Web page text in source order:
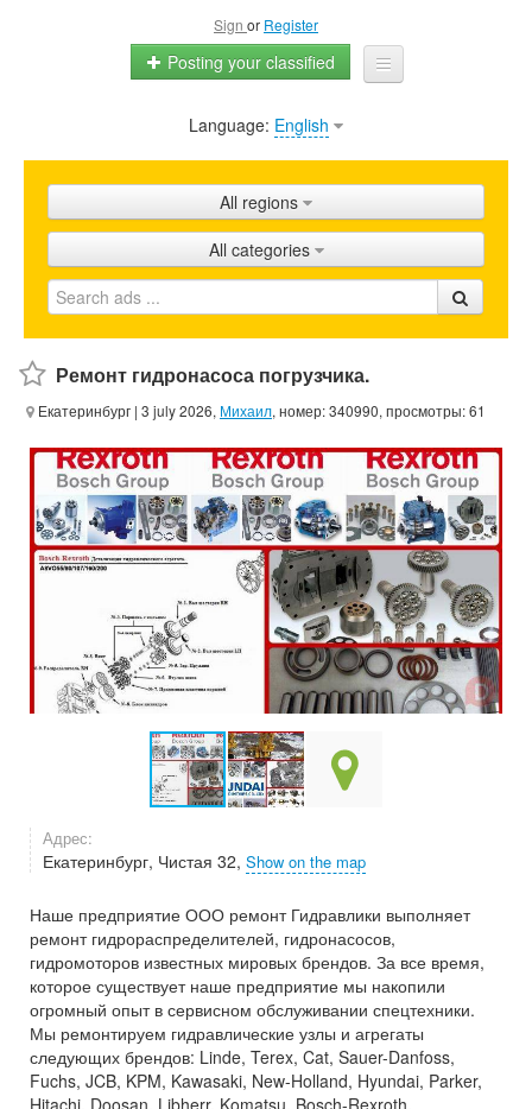
Sign or Register
Posting your classified
Home
Shops
Promotion
FAQ
Blog
Language: English
All regions
All categories
Ремонт гидронасоса погрузчика.
Екатеринбург | 3 july 2026, Михаил, номер: 340990, просмотры: 61
Адрес:
Екатеринбург, Чистая 32, Show on the map
Наше предприятие ООО ремонт Гидравлики выполняет
ремонт гидрораспределителей, гидронасосов,
гидромоторов известных мировых брендов. За все время,
которое существует наше предприятие мы накопили
огромный опыт в сервисном обслуживании спецтехники.
Мы ремонтируем гидравлические узлы и агрегаты
следующих брендов: Linde, Terex, Cat, Sauer-Danfoss,
Fuchs, JCB, KPM, Kawasaki, New-Holland, Hyundai, Parker,
Hitachi, Doosan, Libherr, Komatsu, Bosch-Rexroth.